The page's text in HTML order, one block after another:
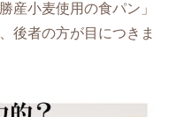
産小麦使用の食パン」
後者の方が目につきま